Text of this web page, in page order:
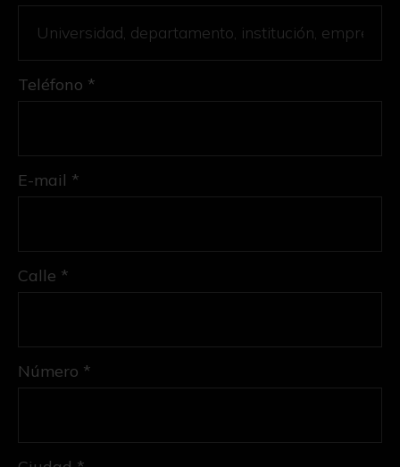
Teléfono *
E-mail *
Calle *
Número *